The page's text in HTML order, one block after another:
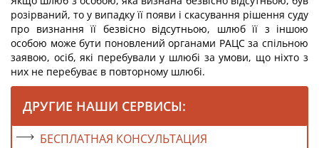
розірваний, то у випадку її появи і скасування рішення суду
про визнання її безвісно відсутньою, шлюб її з іншою
особою може бути поновлений органами РАЦС за спільною
заявою, осіб, які перебували у шлюбі за умови, що ніхто з
них не перебуває в повторному шлюбі.
ДРУГИЕ НАШИ СЕРВИСЫ:
БЕСПЛАТНАЯ КОНСУЛЬТАЦИЯ